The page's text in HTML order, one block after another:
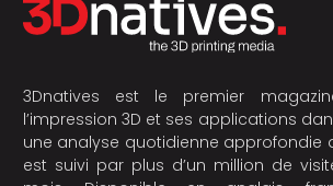
3Dnatives est le premier
l’impression 3D et ses applications
une analyse quotidienne approfondie
est suivi par plus d’un million de